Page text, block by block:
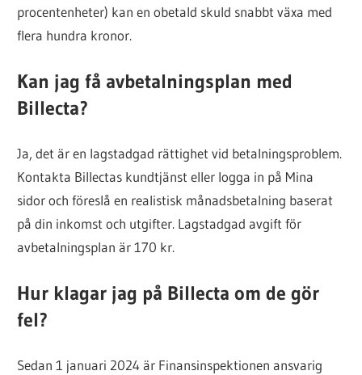
procentenheter) kan en obetald skuld snabbt växa med
flera hundra kronor.
Kan jag få avbetalningsplan med
Billecta?
Ja, det är en lagstadgad rättighet vid betalningsproblem.
Kontakta Billectas kundtjänst eller logga in på Mina
sidor och föreslå en realistisk månadsbetalning baserat
på din inkomst och utgifter. Lagstadgad avgift för
avbetalningsplan är 170 kr.
Hur klagar jag på Billecta om de gör
fel?
Sedan 1 januari 2024 är Finansinspektionen ansvarig